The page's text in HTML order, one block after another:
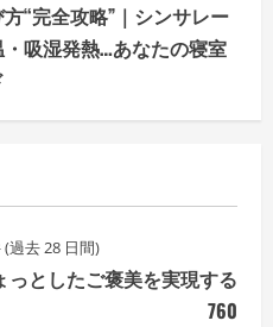
“完全攻略”｜シンサレー
吸湿発熱…あなたの寝室
過去 28 日間)
っとしたご褒美を実現する
760